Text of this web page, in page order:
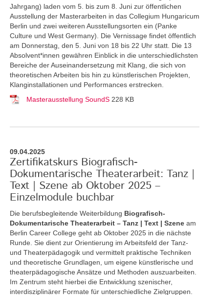
Jahrgang) laden vom 5. bis zum 8. Juni zur öffentlichen
Ausstellung der Masterarbeiten in das Collegium Hungaricum
Berlin und zwei weiteren Ausstellungsorten ein (Panke
Culture und West Germany). Die Vernissage findet öffentlich
am Donnerstag, den 5. Juni von 18 bis 22 Uhr statt. Die 13
Absolvent*innen gewähren Einblick in die unterschiedlichsten
Bereiche der Auseinandersetzung mit Klang, die sich von
theoretischen Arbeiten bis hin zu künstlerischen Projekten,
Klanginstallationen und Performances erstrecken.
Masterausstellung SoundS 228 KB
09.04.2025
Zertifikatskurs Biografisch-
Dokumentarische Theaterarbeit: Tanz |
Text | Szene ab Oktober 2025 –
Einzelmodule buchbar
Die berufsbegleitende Weiterbildung Biografisch-
Dokumentarische Theaterarbeit – Tanz | Text | Szene am
Berlin Career College geht ab Oktober 2025 in die nächste
Runde. Sie dient zur Orientierung im Arbeitsfeld der Tanz-
und Theaterpädagogik und vermittelt praktische Techniken
und theoretische Grundlagen, um eigene künstlerische und
theaterpädagogische Ansätze und Methoden auszuarbeiten.
Im Zentrum steht hierbei die Entwicklung szenischer,
interdisziplinärer Formate für unterschiedliche Zielgruppen.